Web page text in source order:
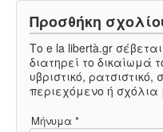
Προσθήκη
Το e la libertà.gr
διατηρεί το
υβριστικό, ρατσιστικό,
περιεχόμενο ή σχόλια
Μήνυμα *